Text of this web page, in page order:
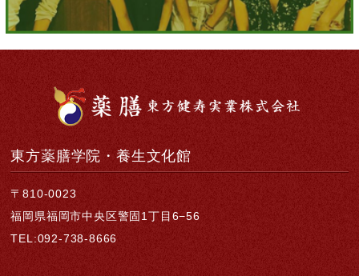
東方薬膳学院・養生文化館
〒810-0023
福岡県福岡市中央区警固1丁目6−56
TEL:092-738-8666